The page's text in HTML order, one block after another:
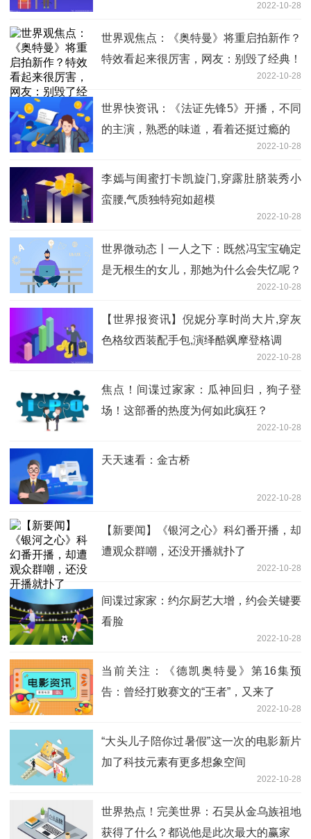
2022-10-28
世界观焦点：《奥特曼》将重启拍新作？
特效看起来很厉害，网友：别毁了经典！
2022-10-28
世界快资讯：《法证先锋5》开播，不同
的主演，熟悉的味道，看着还挺过瘾的
2022-10-28
李嫣与闺蜜打卡凯旋门,穿露肚脐装秀小
蛮腰,气质独特宛如超模
2022-10-28
世界微动态丨一人之下：既然冯宝宝确定
是无根生的女儿，那她为什么会失忆呢？
2022-10-28
【世界报资讯】倪妮分享时尚大片,穿灰
色格纹西装配手包,演绎酷飒摩登格调
2022-10-28
焦点！间谍过家家：瓜神回归，狗子登
场！这部番的热度为何如此疯狂？
2022-10-28
天天速看：金古桥
2022-10-28
【新要闻】《银河之心》科幻番开播，却
遭观众群嘲，还没开播就扑了
2022-10-28
间谍过家家：约尔厨艺大增，约会关键要
看脸
2022-10-28
当前关注：《德凯奥特曼》第16集预
告：曾经打败赛文的“王者”，又来了
2022-10-28
“大头儿子陪你过暑假”这一次的电影新片
加了科技元素有更多想象空间
2022-10-28
世界热点！完美世界：石昊从金乌族祖地
获得了什么？都说他是此次最大的赢家